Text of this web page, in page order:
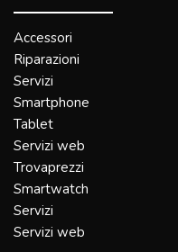
Accessori
Riparazioni
Servizi
Smartphone
Tablet
Servizi web
Trovaprezzi
Smartwatch
Servizi
Servizi web